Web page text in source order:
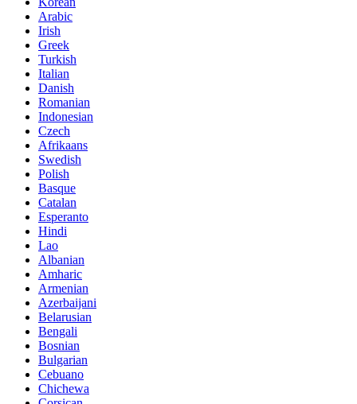
Arabic
Irish
Greek
Turkish
Italian
Danish
Romanian
Indonesian
Czech
Afrikaans
Swedish
Polish
Basque
Catalan
Esperanto
Hindi
Lao
Albanian
Amharic
Armenian
Azerbaijani
Belarusian
Bengali
Bosnian
Bulgarian
Cebuano
Chichewa